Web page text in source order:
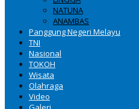
NATUNA
ANAMBAS
Panggung Negeri Melayu
TNI
Nasional
TOKOH
Wisata
Olahraga
Video